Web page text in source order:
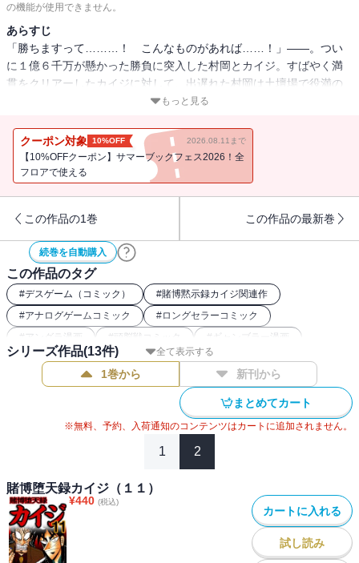
の機能が使用できません。
あらすじ
「勝ちますって………！ こんなものがあれば……！」――。つい
に１億６千万が懸かった勝負に突入した村岡とカイジ。すばやく満
貫をクリアーしたカイジに対して、出遅れた村岡は土壇場で役満の
四暗刻を成して強運を見せるが、それを捨てて３面待ちを選択す
の手牌を持ってトイレへ……!?
もっと見る
クーポン対象 10%OFF 2026.08.11まで
【10%OFFクーポン】サマーブックフェス2026！全
フロアで使える
この作品の1巻 この作品の最新巻
続巻を自動購入
この作品のタグ
#デスゲーム（コミック） #賭博黙示録カイジ関連作
#アナログゲームコミック #ロングセラーコミック
# アングラ漫画 # 頭脳戦コミック # ギャンブラー漫画
全て表示する
シリーズ作品(13件)
1巻から 新刊から
まとめてカート
※無料、予約、入荷通知のコンテンツはカートに追加されません。
1 2
賭博堕天録カイジ（１１）
¥440 (税込)
カートに入れる
試し読み